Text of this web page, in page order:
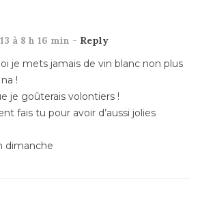
à 8 h 16 min - Reply
je mets jamais de vin blanc non plus
!
je goûterais volontiers !
fais tu pour avoir d’aussi jolies
dimanche